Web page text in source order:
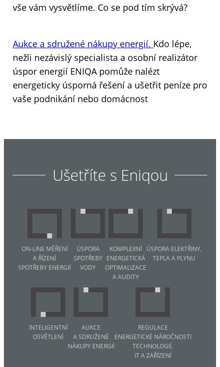
vše vám vysvětlíme. Co se pod tím skrývá?
Aukce a sdružené nákupy energií. Kdo lépe,
nežli nezávislý specialista a osobní realizátor
úspor energií ENIQA pomůže nalézt
energeticky úsporná řešení a ušetřit peníze pro
vaše podnikání nebo domácnost
Ušetříte s Eniqou
ON-LINE MĚŘENÍ
A ŘÍZENÍ
SPOTŘEBY ENERGIÍ
ÚSPORA
SPOTŘEBY
VODY
KOMPLEXNÍ
ENERGETICKÁ
OPTIMALIZACE
A AUDITY
ÚSPORA ELEKTŘINY,
TEPLA A PLYNU
INTELIGENTNÍ
OSVĚTLENÍ
AUKCE
A SDRUŽENÉ
NÁKUPY ENERGIÍ
REGULACE
ENERGETICKÉ NÁROČNOSTI
TECHNOLOGIÍ,
IT A ZAŘÍZENÍ